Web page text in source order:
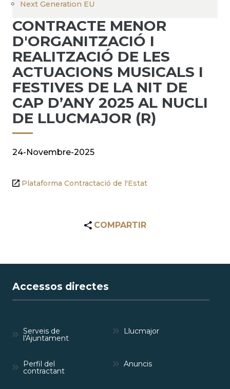
Next Generation EU
CONTRACTE MENOR
D'ORGANITZACIÓ I
REALITZACIÓ DE LES
ACTUACIONS MUSICALS I
FESTIVES DE LA NIT DE
CAP D’ANY 2025 AL NUCLI
DE LLUCMAJOR (R)
24-Novembre-2025
Plataforma Contractació de l'Estat
COMPARTIR
Accessos directes
Serveis de
l'Ajuntament
Llucmajor
Perfil del
contractant
Anuncis